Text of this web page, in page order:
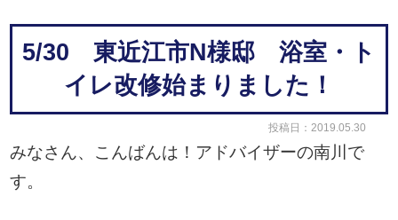
5/30 東近江市N様邸 浴室・ト
イレ改修始まりました！
投稿日：2019.05.30
みなさん、こんばんは！アドバイザーの南川で
す。